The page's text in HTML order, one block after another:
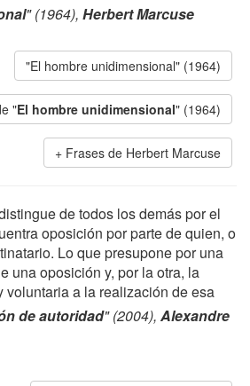
" (1964), Herbert Marcuse
"El hombre unidimensional" (1964)
"El hombre unidimensional" (1964)
Frases de Herbert Marcuse
de todos los demás por el
oposición por parte de quien, o
Lo que presupone por una
una oposición y, por la otra, la
voluntaria a la realización de esa
de autoridad" (2004), Alexandre